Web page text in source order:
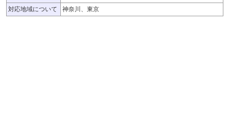
対応地域について
神奈川、東京